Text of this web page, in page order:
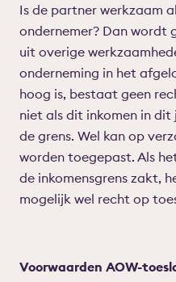
Is de partner werkzaam
ondernemer? Dan wordt
uit overige
onderneming in het
hoog is, bestaat geen
niet als dit inkomen in
de grens. Wel kan op
worden toegepast. Als
de inkomensgrens zakt,
mogelijk wel recht op
Voorwaarden AOW-